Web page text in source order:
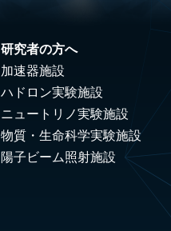
研究者の方へ
加速器施設
ハドロン実験施設
ニュートリノ実験施設
物質・生命科学実験施設
陽子ビーム照射施設